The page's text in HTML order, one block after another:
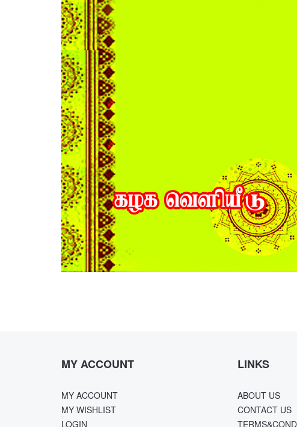
MY ACCOUNT
MY ACCOUNT
MY WISHLIST
LOGIN
LINKS
ABOUT US
CONTACT US